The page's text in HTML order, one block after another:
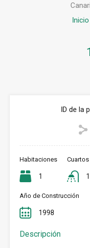
Inicio
ID de la
Habitaciones
1 1
Año de Construcción
1998
Descripción